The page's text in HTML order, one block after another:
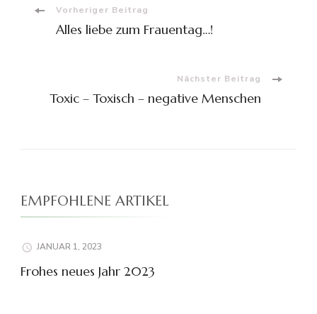
Beitragsnavigation
Vorheriger Beitrag
Alles liebe zum Frauentag…!
Nächster Beitrag
Toxic – Toxisch – negative Menschen
EMPFOHLENE ARTIKEL
JANUAR 1, 2023
Frohes neues Jahr 2023